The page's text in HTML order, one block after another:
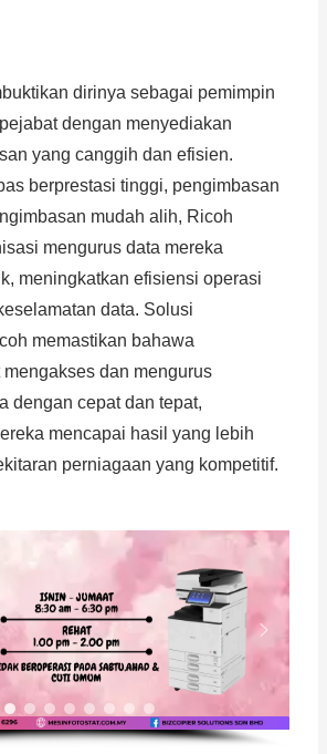
dirinya sebagai pemimpin
dengan menyediakan
yang canggih dan efisien.
berprestasi tinggi, pengimbasan
mudah alih, Ricoh
mengurus data mereka
meningkatkan efisiensi operasi
data. Solusi
memastikan bahawa
dan mengurus
dengan cepat dan tepat,
mencapai hasil yang lebih
perniagaan yang kompetitif.